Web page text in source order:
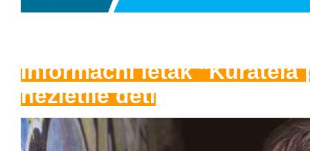
Informační leták "Kuratela
nezletilé děti